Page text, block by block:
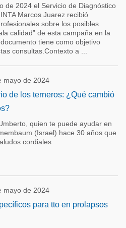
de 2024 el Servicio de Diagnóstico
Marcos Juarez recibió
sobre los posibles
calidad” de esta campaña en la
tiene como objetivo
consultas.Contexto a ...
mayo de 2024
de los terneros: ¿Qué cambió
quien te puede ayudar en
(Israel) hace 30 años que
cordiales
mayo de 2024
para tto en prolapsos